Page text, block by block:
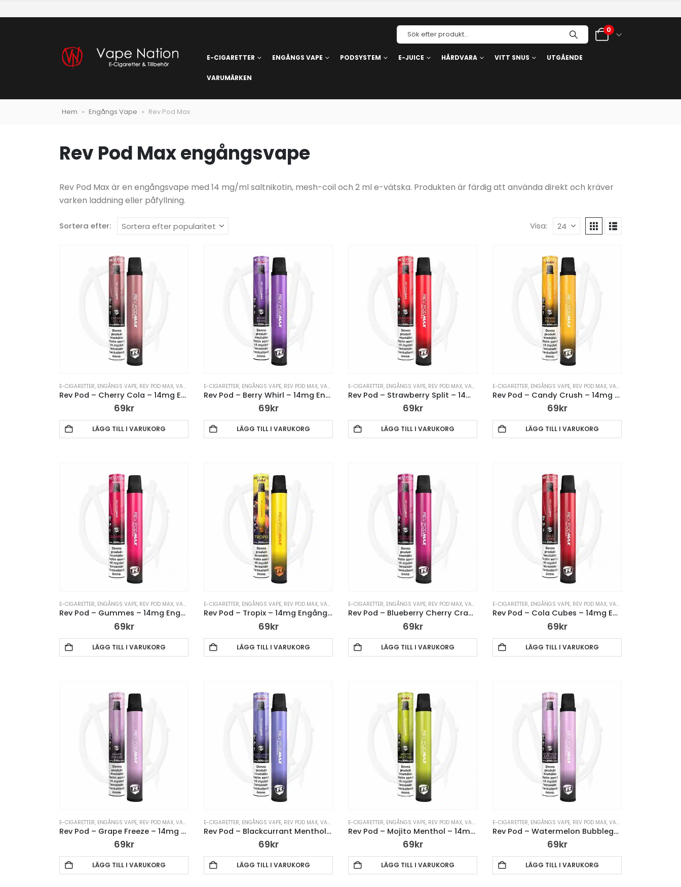
0
E-CIGARETTER ENGÅNGS VAPE PODSYSTEM E-JUICE HÅRDVARA VITT SNUS UTGÅENDE
VARUMÄRKEN
Hem » Engångs Vape » Rev Pod Max
Rev Pod Max engångsvape
Rev Pod Max är en engångsvape med 14 mg/ml saltnikotin, mesh-coil och 2 ml e-vätska. Produkten är färdig att använda direkt och kräver
varken laddning eller påfyllning.
Sortera efter: Visa:
E-CIGARETTER, ENGÅNGS VAPE, REV POD MAX, VAPE PENNA
Rev Pod – Cherry Cola – 14mg Engångsvape
69kr
LÄGG TILL I VARUKORG
E-CIGARETTER, ENGÅNGS VAPE, REV POD MAX, VAPE PENNA
Rev Pod – Berry Whirl – 14mg Engångsvape
69kr
LÄGG TILL I VARUKORG
E-CIGARETTER, ENGÅNGS VAPE, REV POD MAX, VAPE PENNA
Rev Pod – Strawberry Split – 14mg Engångsvape
69kr
LÄGG TILL I VARUKORG
E-CIGARETTER, ENGÅNGS VAPE, REV POD MAX, VAPE PENNA
Rev Pod – Candy Crush – 14mg Engångsvape
69kr
LÄGG TILL I VARUKORG
E-CIGARETTER, ENGÅNGS VAPE, REV POD MAX, VAPE PENNA
Rev Pod – Gummes – 14mg Engångsvape
69kr
LÄGG TILL I VARUKORG
E-CIGARETTER, ENGÅNGS VAPE, REV POD MAX, VAPE PENNA
Rev Pod – Tropix – 14mg Engångsvape
69kr
LÄGG TILL I VARUKORG
E-CIGARETTER, ENGÅNGS VAPE, REV POD MAX, VAPE PENNA
Rev Pod – Blueberry Cherry Cranberry – 14mg Engångsvape
69kr
LÄGG TILL I VARUKORG
E-CIGARETTER, ENGÅNGS VAPE, REV POD MAX, VAPE PENNA
Rev Pod – Cola Cubes – 14mg Engångsvape
69kr
LÄGG TILL I VARUKORG
E-CIGARETTER, ENGÅNGS VAPE, REV POD MAX, VAPE PENNA
Rev Pod – Grape Freeze – 14mg Engångsvape
69kr
LÄGG TILL I VARUKORG
E-CIGARETTER, ENGÅNGS VAPE, REV POD MAX, VAPE PENNA
Rev Pod – Blackcurrant Menthol – 14mg Engångsvape
69kr
LÄGG TILL I VARUKORG
E-CIGARETTER, ENGÅNGS VAPE, REV POD MAX, VAPE PENNA
Rev Pod – Mojito Menthol – 14mg Engångsvape
69kr
LÄGG TILL I VARUKORG
E-CIGARETTER, ENGÅNGS VAPE, REV POD MAX, VAPE PENNA
Rev Pod – Watermelon Bubblegum Strawberry – 14mg Engångsvape
69kr
LÄGG TILL I VARUKORG